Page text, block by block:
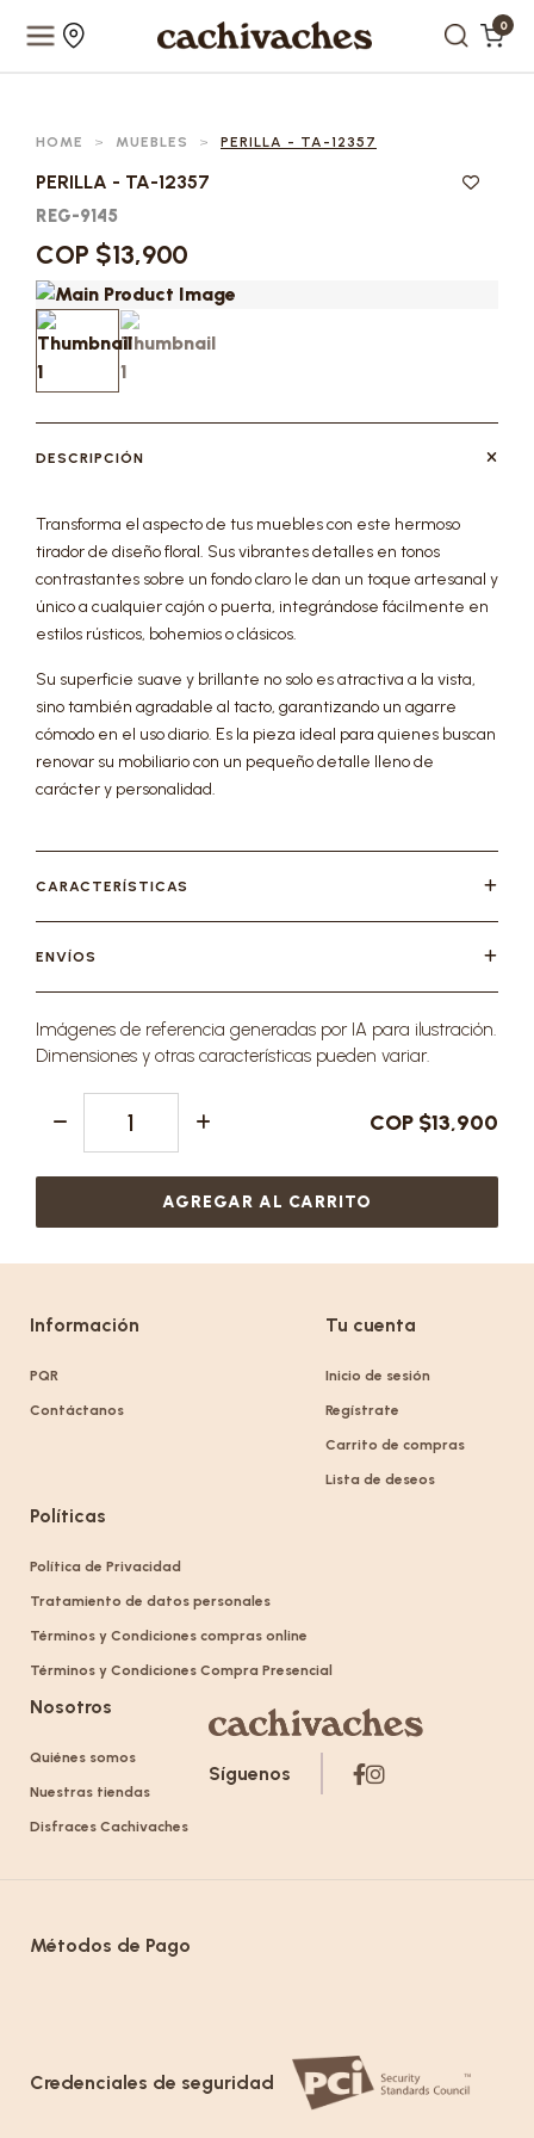
0
HOME > MUEBLES > PERILLA - TA-12357
PERILLA - TA-12357
REG-9145
COP $13,900
DESCRIPCIÓN
Transforma el aspecto de tus muebles con este hermoso
tirador de diseño floral. Sus vibrantes detalles en tonos
contrastantes sobre un fondo claro le dan un toque artesanal y
único a cualquier cajón o puerta, integrándose fácilmente en
estilos rústicos, bohemios o clásicos.
Su superficie suave y brillante no solo es atractiva a la vista,
sino también agradable al tacto, garantizando un agarre
cómodo en el uso diario. Es la pieza ideal para quienes buscan
renovar su mobiliario con un pequeño detalle lleno de
carácter y personalidad.
CARACTERÍSTICAS
ENVÍOS
Imágenes de referencia generadas por IA para ilustración.
Dimensiones y otras características pueden variar.
COP $13,900
AGREGAR AL CARRITO
Información
PQR
Contáctanos
Tu cuenta
Inicio de sesión
Regístrate
Carrito de compras
Lista de deseos
Políticas
Política de Privacidad
Tratamiento de datos personales
Términos y Condiciones compras online
Términos y Condiciones Compra Presencial
Nosotros
Quiénes somos
Nuestras tiendas
Disfraces Cachivaches
Síguenos
Métodos de Pago
Credenciales de seguridad